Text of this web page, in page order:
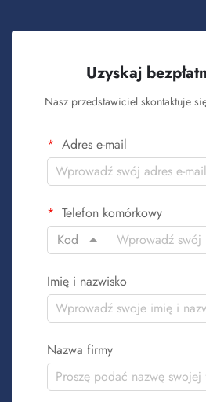
Uzyskaj
Nasz przedstawiciel skontaktuje
Adres e-mail
Telefon komórkowy
Kod
Imię i nazwisko
Nazwa firmy